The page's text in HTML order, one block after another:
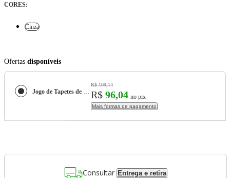
CORES:
Cinza
Ofertas disponíveis
Jogo de Tapetes de Cozinha Minori - 3 Pçs
R$ 109,14
R$ 96,04 no pix
Mais formas de pagamento
Consultar Entrega e retira